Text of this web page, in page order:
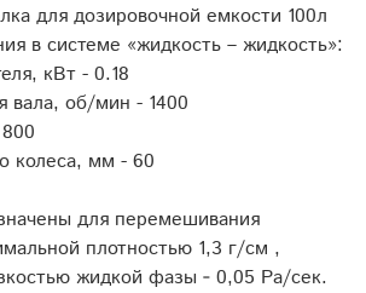
для дозировочной емкости 100л
в системе «жидкость – жидкость»:
кВт - 0.18
вала, об/мин - 1400
колеса, мм - 60
для перемешивания
плотностью 1,3 г/см ,
жидкой фазы ‐ 0,05 Ра/сек.